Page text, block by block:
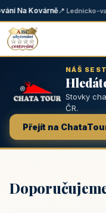
Na Kovárně📍 Lednicko-
NÁŠ
Stovky
ČR.
Přejít na